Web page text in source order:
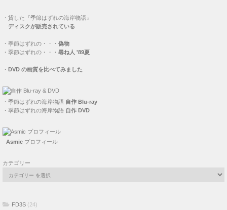
・ 貸した『季節はずれの海岸物語』
ディスクが販売されている
・ 季節はずれの・・・ 偽物
・ 季節はずれの・・・ 尋ね人 '89夏
・ DVD の画質を比べてみました
・ 季節はずれの海岸物語 自作 Blu-ray
・ 季節はずれの海岸物語 自作 DVD
Asmicプロフィール
カテゴリー
FD3S (24)